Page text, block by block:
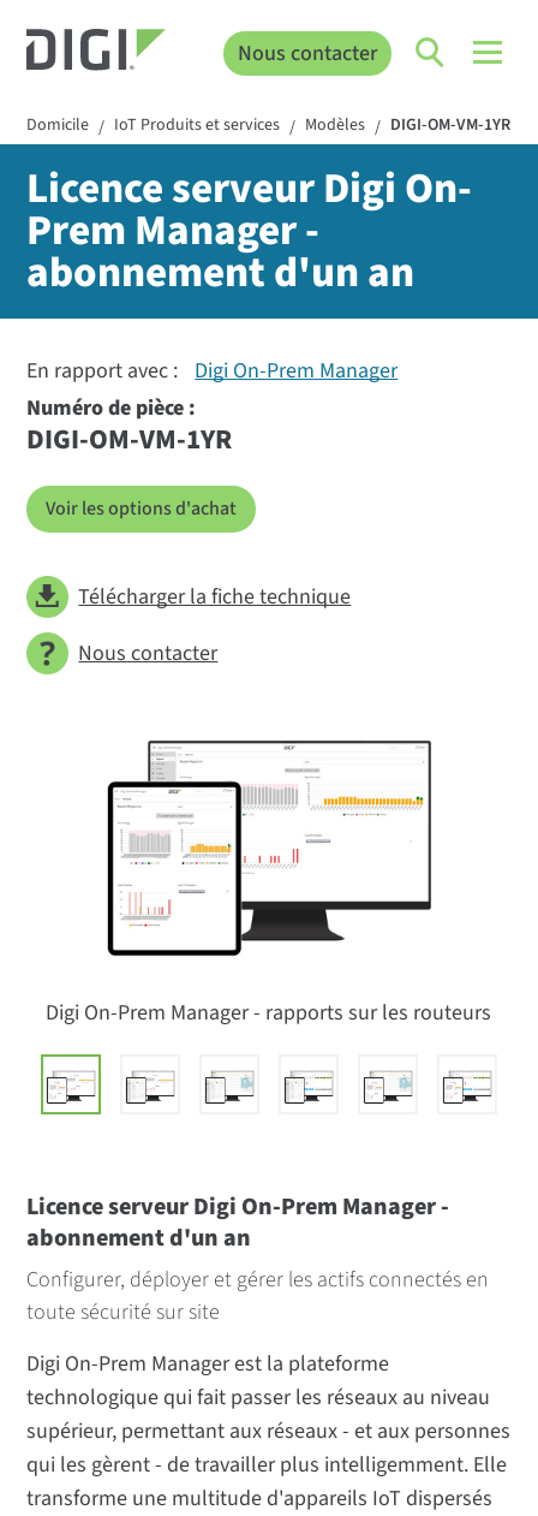
Nous contacter
Domicile / IoT Produits et services / Modèles / DIGI-OM-VM-1YR
Licence serveur Digi On-
Prem Manager -
abonnement d'un an
En rapport avec : Digi On-Prem Manager
Digi On-Prem Manager - rapports sur les routeurs
Numéro de pièce :
DIGI-OM-VM-1YR
Voir les options d'achat
Télécharger la fiche technique
Nous contacter
Licence serveur Digi On-Prem Manager -
abonnement d'un an
Configurer, déployer et gérer les actifs connectés en
toute sécurité sur site
Digi On-Prem Manager est la plateforme
technologique qui fait passer les réseaux au niveau
supérieur, permettant aux réseaux - et aux personnes
qui les gèrent - de travailler plus intelligemment. Elle
transforme une multitude d'appareils IoT dispersés